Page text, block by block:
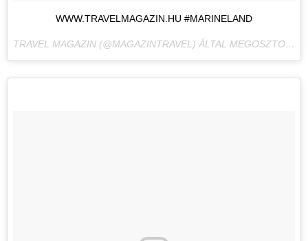
WWW.TRAVELMAGAZIN.HU #MARINELAND
TRAVEL MAGAZIN (@MAGAZINTRAVEL) ÁLTAL MEGOSZTOTT BEJEGYZÉS,